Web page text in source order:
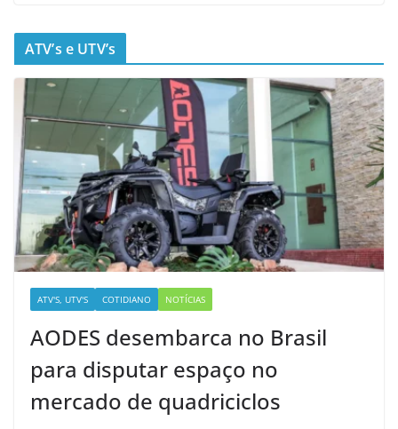
ATV’s e UTV’s
ATV'S, UTV'S COTIDIANO NOTÍCIAS
AODES desembarca no Brasil
para disputar espaço no
mercado de quadriciclos